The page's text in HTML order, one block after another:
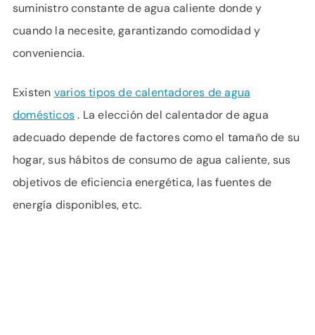
suministro constante de agua caliente donde y
cuando la necesite, garantizando comodidad y
conveniencia.
Existen varios tipos de calentadores de agua
domésticos. La elección del calentador de agua
adecuado depende de factores como el tamaño de su
hogar, sus hábitos de consumo de agua caliente, sus
objetivos de eficiencia energética, las fuentes de
energía disponibles, etc.